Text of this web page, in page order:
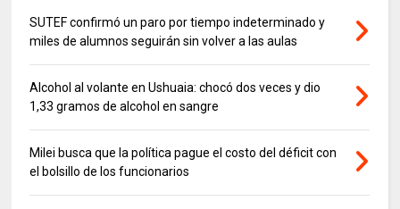
SUTEF confirmó un paro por tiempo indeterminado y
miles de alumnos seguirán sin volver a las aulas
Alcohol al volante en Ushuaia: chocó dos veces y dio
1,33 gramos de alcohol en sangre
Milei busca que la política pague el costo del déficit con
el bolsillo de los funcionarios